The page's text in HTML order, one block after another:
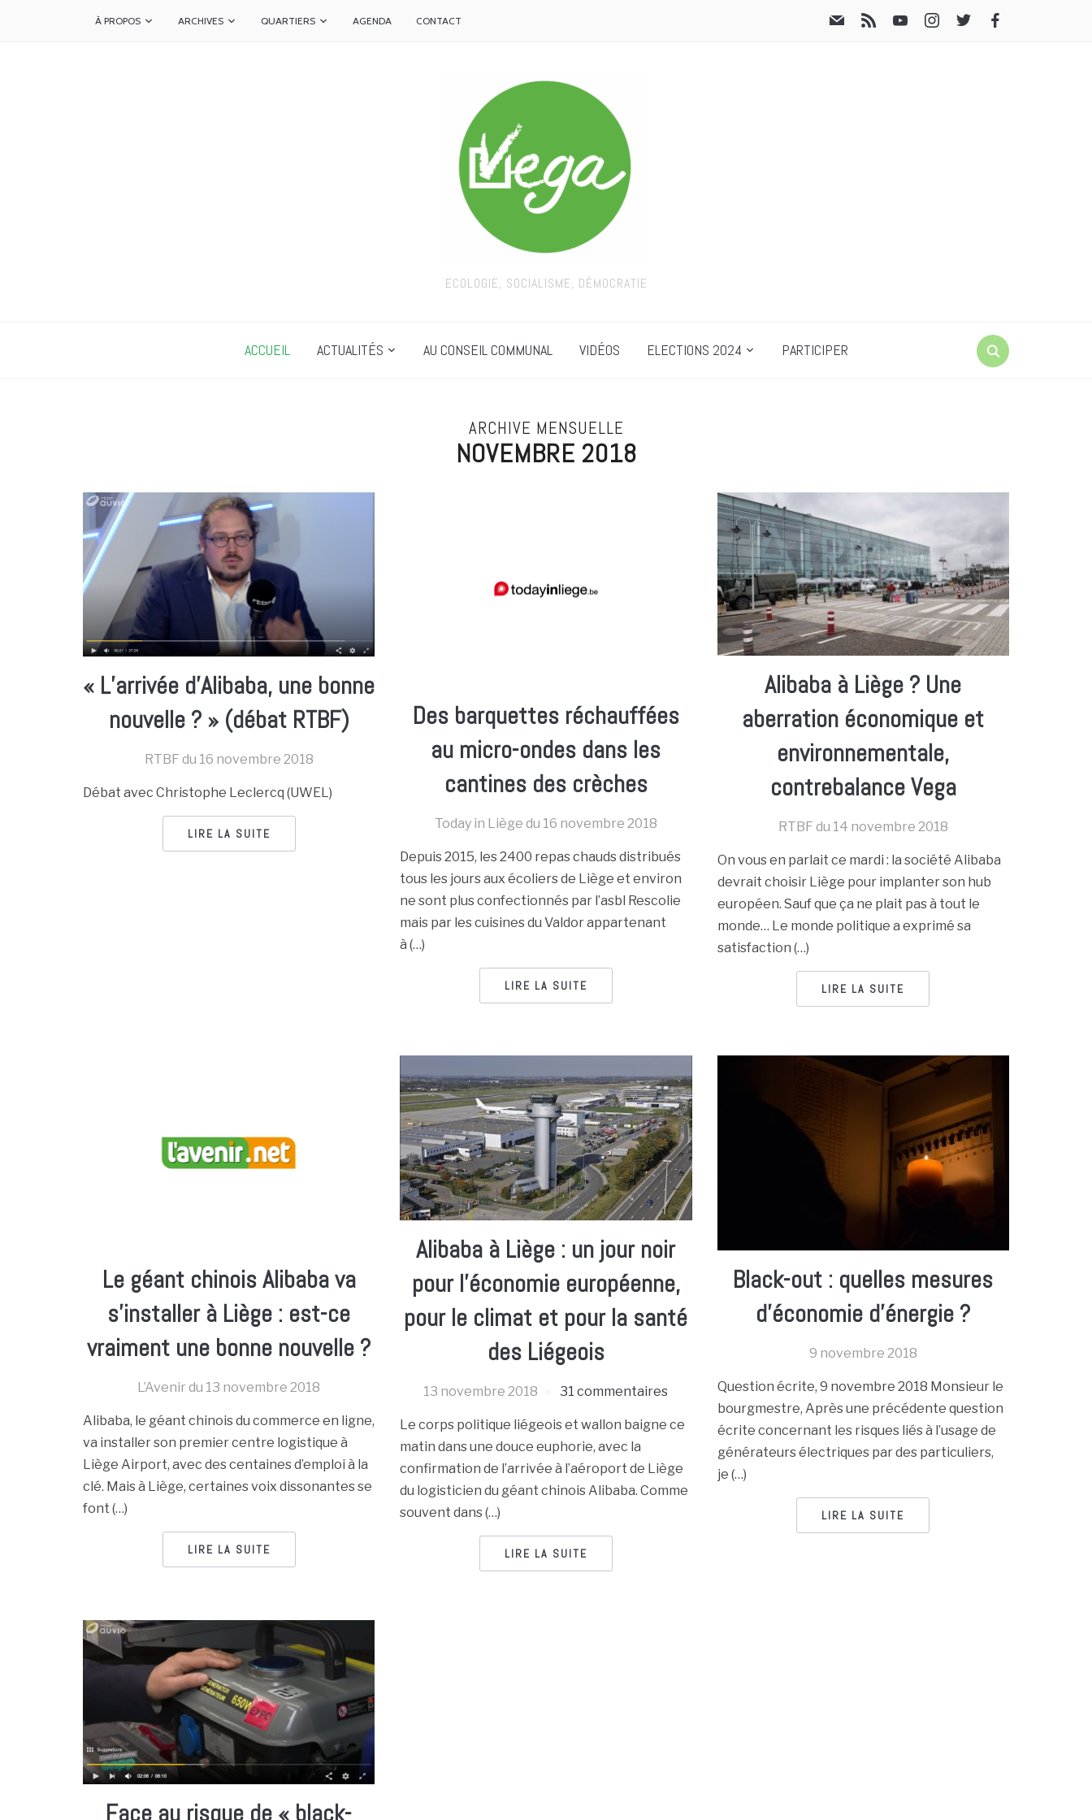
À PROPOS ARCHIVES QUARTIERS AGENDA CONTACT
ECOLOGIE, SOCIALISME, DÉMOCRATIE
ACCUEIL ACTUALITÉS AU CONSEIL COMMUNAL VIDÉOS ELECTIONS 2024 PARTICIPER
ARCHIVE MENSUELLE
NOVEMBRE 2018
« L’arrivée d’Alibaba, une bonne
nouvelle ? » (débat RTBF)
RTBF du 16 novembre 2018
Débat avec Christophe Leclercq (UWEL)
LIRE LA SUITE
Des barquettes réchauffées
au micro-ondes dans les
cantines des crèches
Today in Liège du 16 novembre 2018
Depuis 2015, les 2400 repas chauds distribués
tous les jours aux écoliers de Liège et environ
ne sont plus confectionnés par l’asbl Rescolie
mais par les cuisines du Valdor appartenant
à (…)
LIRE LA SUITE
Alibaba à Liège ? Une
aberration économique et
environnementale,
contrebalance Vega
RTBF du 14 novembre 2018
On vous en parlait ce mardi : la société Alibaba
devrait choisir Liège pour implanter son hub
européen. Sauf que ça ne plait pas à tout le
monde… Le monde politique a exprimé sa
satisfaction (…)
LIRE LA SUITE
Le géant chinois Alibaba va
s’installer à Liège : est-ce
vraiment une bonne nouvelle ?
L’Avenir du 13 novembre 2018
Alibaba, le géant chinois du commerce en ligne,
va installer son premier centre logistique à
Liège Airport, avec des centaines d’emploi à la
clé. Mais à Liège, certaines voix dissonantes se
font (…)
LIRE LA SUITE
Alibaba à Liège : un jour noir
pour l’économie européenne,
pour le climat et pour la santé
des Liégeois
13 novembre 2018 31 commentaires
Le corps politique liégeois et wallon baigne ce
matin dans une douce euphorie, avec la
confirmation de l’arrivée à l’aéroport de Liège
du logisticien du géant chinois Alibaba. Comme
souvent dans (…)
LIRE LA SUITE
Black-out : quelles mesures
d’économie d’énergie ?
9 novembre 2018
Question écrite, 9 novembre 2018 Monsieur le
bourgmestre, Après une précédente question
écrite concernant les risques liés à l’usage de
générateurs électriques par des particuliers,
je (…)
LIRE LA SUITE